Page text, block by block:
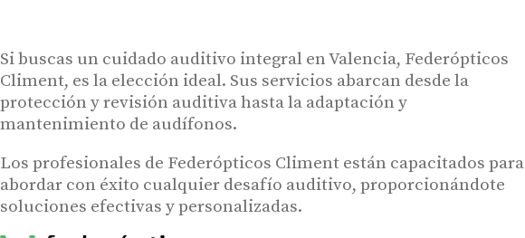
Si buscas un cuidado auditivo integral en Valencia, Federópticos
Climent, es la elección ideal. Sus servicios abarcan desde la
protección y revisión auditiva hasta la adaptación y
mantenimiento de audífonos.
Los profesionales de Federópticos Climent están capacitados para
abordar con éxito cualquier desafío auditivo, proporcionándote
soluciones efectivas y personalizadas.